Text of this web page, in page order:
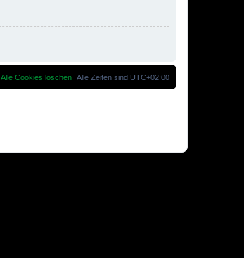
Alle Zeiten sind UTC+02:00
Alle Cookies löschen